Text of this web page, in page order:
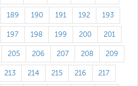
189 190 191 192 193
197 198 199 200 201
205 206 207 208 209
213 214 215 216 217